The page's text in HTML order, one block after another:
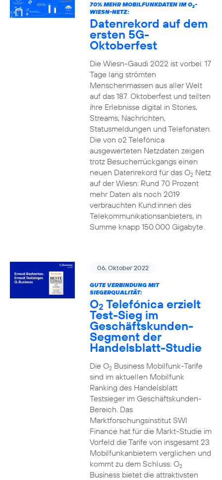
70% MEHR MOBILFUNKDATEN IM O2-
WIESN-NETZ:
Datenrekord auf dem
ersten 5G-
Oktoberfest
Die Wiesn-Gaudi 2022 ist vorbei. 17
Tage lang strömten
Menschenmassen aus aller Welt
auf das 187. Oktoberfest und teilten
ihre Erlebnisse digital in Stories,
Streams, Nachrichten,
Statusmeldungen und Telefonaten.
Die von o2 Telefónica
ausgewerteten Netzdaten zeigen
trotz Besucherrückgangs einen
neuen Datenrekord für das O2Netz
auf der Wiesn: Rund 70 Prozent
mehr Daten als noch 2019
verbrauchten Kund:innen des
Telekommunikationsanbieters, in
Summe knapp 150.000 Gigabyte.
06. Oktober 2022
GUTE VERBINDUNG MIT
SIEGERQUALITÄT:
O2 Telefónica erzielt
Test-Sieg im
Geschäftskunden-
Segment der
Handelsblatt-Studie
Die O2Business Mobilfunk-Tarife
sind im aktuellen Mobilfunk
Ranking des Handelsblatt
Testsieger im Geschäftskunden-
Bereich. Das
Marktforschungsinstitut SWI
Finance hat für die Markt-Studie im
Vorfeld die Tarife von insgesamt 23
Mobilfunkanbietern verglichen und
kommt zu dem Schluss: O2
Business bietet die attraktivsten